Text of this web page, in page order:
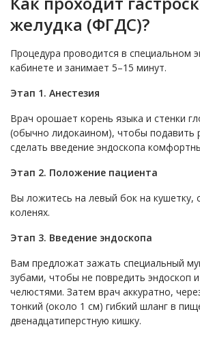
желудка (ФГДС)?
Процедура проводится в специальном
кабинете и занимает 5–15 минут.
Этап 1. Анестезия
Врач орошает корень языка и стенки
(обычно лидокаином), чтобы подавить
сделать введение эндоскопа
Этап 2. Положение пациента
Вы ложитесь на левый бок на кушетку,
коленях.
Этап 3. Введение эндоскопа
Вам предложат зажать специальный
зубами, чтобы не повредить эндоскоп
челюстями. Затем врач аккуратно,
тонкий (около 1 см) гибкий шланг в
двенадцатиперстную кишку.